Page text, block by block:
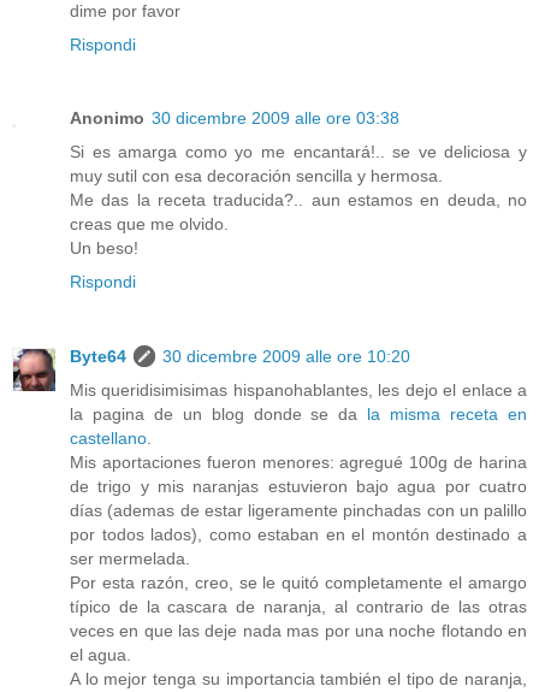
dime por favor
Rispondi
Anonimo 30 dicembre 2009 alle ore 03:38
Si es amarga como yo me encantará!.. se ve deliciosa y
muy sutil con esa decoración sencilla y hermosa.
Me das la receta traducida?.. aun estamos en deuda, no
creas que me olvido.
Un beso!
Rispondi
Byte64
30 dicembre 2009 alle ore 10:20
Mis queridisimisimas hispanohablantes, les dejo el enlace a
la pagina de un blog donde se da la misma receta en
castellano.
Mis aportaciones fueron menores: agregué 100g de harina
de trigo y mis naranjas estuvieron bajo agua por cuatro
días (ademas de estar ligeramente pinchadas con un palillo
por todos lados), como estaban en el montón destinado a
ser mermelada.
Por esta razón, creo, se le quitó completamente el amargo
típico de la cascara de naranja, al contrario de las otras
veces en que las deje nada mas por una noche flotando en
el agua.
A lo mejor tenga su importancia también el tipo de naranja,